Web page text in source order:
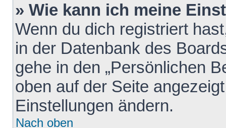
» Wie kann ich meine
Wenn du dich registriert
in der Datenbank des
gehe in den „Persönlichen
oben auf der Seite
Einstellungen ändern.
Nach oben